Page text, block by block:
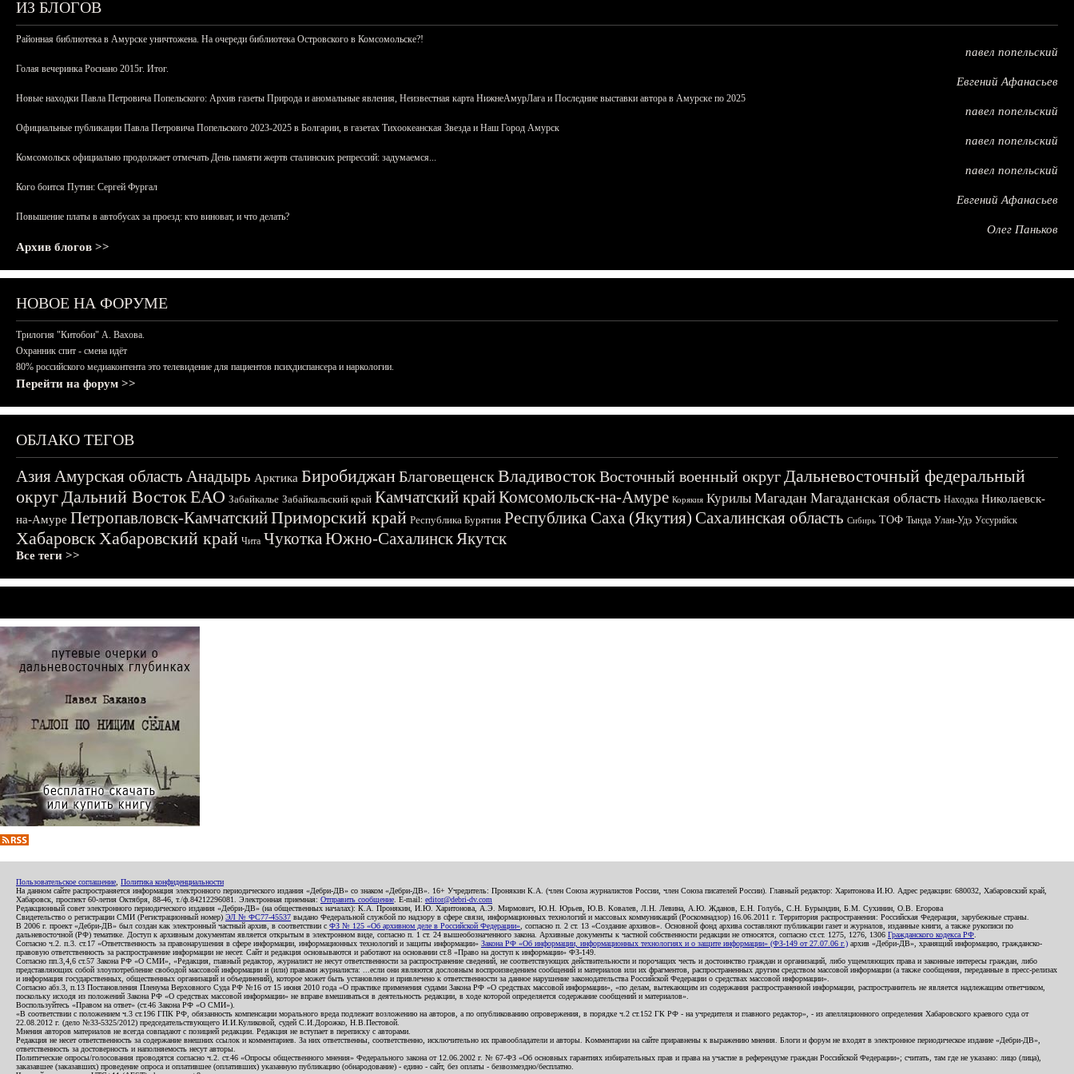
ИЗ БЛОГОВ
Районная библиотека в Амурске уничтожена. На очереди библиотека Островского в Комсомольске?!
павел попельский
Голая вечеринка Роснано 2015г. Итог.
Евгений Афанасьев
Новые находки Павла Петровича Попельского: Архив газеты Природа и аномальные явления, Неизвестная карта НижнеАмурЛага и Последние выставки автора в Амурске по 2025
павел попельский
Официальные публикации Павла Петровича Попельского 2023-2025 в Болгарии, в газетах Тихоокеанская Звезда и Наш Город Амурск
павел попельский
Комсомольск официально продолжает отмечать День памяти жертв сталинских репрессий: задумаемся...
павел попельский
Кого боится Путин: Сергей Фургал
Евгений Афанасьев
Повышение платы в автобусах за проезд: кто виноват, и что делать?
Олег Паньков
Архив блогов >>
НОВОЕ НА ФОРУМЕ
Трилогия "Китобои" А. Вахова.
Охранник спит - смена идёт
80% российского медиаконтента это телевидение для пациентов психдиспансера и наркологии.
Перейти на форум >>
ОБЛАКО ТЕГОВ
АзияАмурская область Анадырь Арктика БиробиджанБлаговещенскВладивостокВосточный военный округДальневосточный федеральный
округДальний ВостокЕАО Забайкалье Забайкальский край Камчатский крайКомсомольск-на-Амуре Корякия Курилы Магадан Магаданская область Находка Николаевск-
на-Амуре Петропавловск-КамчатскийПриморский край Республика Бурятия Республика Саха (Якутия) Сахалинская область Сибирь ТОФ Тында Улан-Удэ Уссурийск
ХабаровскХабаровский край Чита ЧукоткаЮжно-СахалинскЯкутск
Все теги >>
Пользовательское соглашение Политика конфиденциальности
На данном сайте распространяется информация электронного периодического издания «Дебри-ДВ» со знаком «Дебри-ДВ». 16+ Учредитель: Пронякин К.А. (член Союза журналистов России, член Союза писателей России). Главный редактор: Харитонова И.Ю. Адрес редакции: 680032, Хабаровский край,
Хабаровск, проспект 60-летия Октября, 88-46, т./ф.84212296081. Электронная приемная: Отправить сообщение . E-mail: editor@debri-dv.com
Редакционный совет электронного периодического издания «Дебри-ДВ» (на общественных началах): К.А. Пронякин, И.Ю. Харитонова, А.Э. Мирмович, Ю.Н. Юрьев, Ю.В. Ковалев, Л.Н. Левина, А.Ю. Жданов, Е.Н. Голубь, С.Н. Бурындин, Б.М. Сухинин, О.В. Егорова
Свидетельство о регистрации СМИ (Регистрационный номер) ЭЛ № ФС77-45537 выдано Федеральной службой по надзору в сфере связи, информационных технологий и массовых коммуникаций (Роскомнадзор) 16.06.2011 г. Территория распространения: Российская Федерация, зарубежные страны.
В 2006 г. проект «Дебри-ДВ» был создан как электронный частный архив, в соответствии с ФЗ № 125 «Об архивном деле в Российской Федерации» , согласно п. 2 ст. 13 «Создание архивов». Основной фонд архива составляют публикации газет и журналов, изданные книги, а также рукописи по
дальневосточной (РФ) тематике. Доступ к архивным документам является открытым в электронном виде, согласно п. 1 ст. 24 вышеобозначенного закона. Архивные документы к частной собственности редакции не относятся, согласно ст.ст. 1275, 1276, 1306 Гражданского кодекса РФ
Согласно ч.2. п.3. ст.17 «Ответственность за правонарушения в сфере информации, информационных технологий и защиты информации» Закона РФ «Об информации, информационных технологиях и о защите информации» (ФЗ-149 от 27.07.06 г.) архив «Дебри-ДВ», хранящий информацию, гражданско-
правовую ответственность за распространение информации не несет. Сайт и редакция основываются и работают на основании ст.8 «Право на доступ к информации» ФЗ-149.
Согласно пп.3,4,6 ст.57 Закона РФ «О СМИ», «Редакция, главный редактор, журналист не несут ответственности за распространение сведений, не соответствующих действительности и порочащих честь и достоинство граждан и организаций, либо ущемляющих права и законные интересы граждан, либо
представляющих собой злоупотребление свободой массовой информации и (или) правами журналиста: ...если они являются дословным воспроизведением сообщений и материалов или их фрагментов, распространенных другим средством массовой информации (а также сообщения, переданные в пресс-релизах
и информация государственных, общественных организаций и объединений), которое может быть установлено и привлечено к ответственности за данное нарушение законодательства Российской Федерации о средствах массовой информации».
Согласно абз.3, п.13 Постановления Пленума Верховного Суда РФ №16 от 15 июня 2010 года «О практике применения судами Закона РФ «О средствах массовой информации», «по делам, вытекающим из содержания распространенной информации, распространитель не является надлежащим ответчиком,
поскольку исходя из положений Закона РФ «О средствах массовой информации» не вправе вмешиваться в деятельность редакции, в ходе которой определяется содержание сообщений и материалов».
Воспользуйтесь «Правом на ответ» (ст.46 Закона РФ «О СМИ»).
«В соответствии с положением ч.3 ст.196 ГПК РФ, обязанность компенсации морального вреда подлежит возложению на авторов, а по опубликованию опровержения, в порядке ч.2 ст.152 ГК РФ - на учредителя и главного редактор», - из апелляционного определения Хабаровского краевого суда от
22.08.2012 г. (дело №33-5325/2012) председательствующего И.И.Куликовой, судей С.И.Дорожко, Н.В.Пестовой.
Мнения авторов материалов не всегда совпадают с позицией редакции. Редакция не вступает в переписку с авторами.
Редакция не несет ответственность за содержание внешних ссылок и комментариев. За них ответственны, соответственно, исключительно их правообладатели и авторы. Комментарии на сайте приравнены к выражению мнения. Блоги и форум не входят в электронное периодическое издание «Дебри-ДВ»,
ответственность за достоверность и наполняемость несут авторы.
Политические опросы/голосования проводятся согласно ч.2. ст.46 «Опросы общественного мнения» Федерального закона от 12.06.2002 г. № 67-ФЗ «Об основных гарантиях избирательных прав и права на участие в референдуме граждан Российской Федерации»; считать, там где не указано: лицо (лица),
заказавшее (заказавших) проведение опроса и оплатившее (оплативших) указанную публикацию (обнародование) - едино - сайт, без оплаты - безвозмездно/бесплатно.